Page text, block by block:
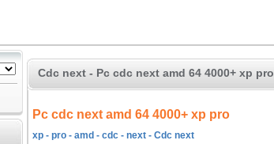
Cdc next - Pc cdc next amd 64 4000+ xp pro
Pc cdc next amd 64 4000+ xp pro
xp - pro - amd - cdc - next - Cdc next